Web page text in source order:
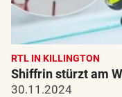
RTL IN KILLINGTON
Shiffrin stürzt am
30.11.2024